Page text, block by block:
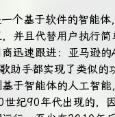
个基于软件的智能体
并且代替用户执行
迅速跟进：亚马逊
助手都实现了类似的
于智能体的人工智
世纪90年代出现的，